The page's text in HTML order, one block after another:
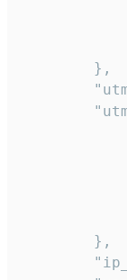
        },
        },